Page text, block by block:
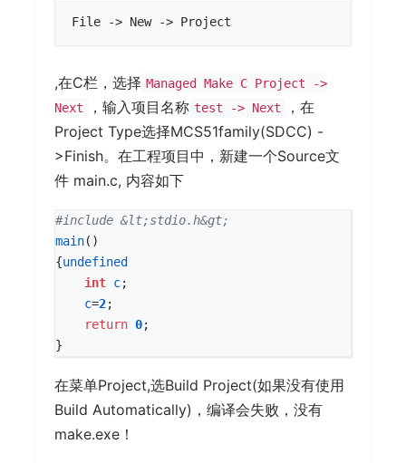
,在C栏，选择 Managed Make C Project ->
Next
，输入项目名称 test -> Next
，在
Project Type选择MCS51family(SDCC) -
>Finish。在工程项目中，新建一个Source文
件 main.c, 内容如下
#include &lt;stdio.h&gt;
main()
{undefined
int c;
c=2;
return 0;
}
在菜单Project,选Build Project(如果没有使用
Build Automatically)，编译会失败，没有
make.exe！